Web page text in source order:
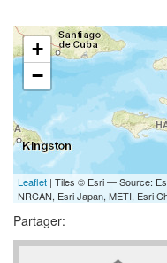
+
−
Leaflet | Tiles © Esri — Source:
NRCAN, Esri Japan, METI, Esri
Partager: